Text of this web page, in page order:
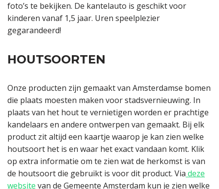
foto’s te bekijken. De kantelauto is geschikt voor
kinderen vanaf 1,5 jaar. Uren speelplezier
gegarandeerd!
HOUTSOORTEN
Onze producten zijn gemaakt van Amsterdamse bomen
die plaats moesten maken voor stadsvernieuwing. In
plaats van het hout te vernietigen worden er prachtige
kandelaars en andere ontwerpen van gemaakt. Bij elk
product zit altijd een kaartje waarop je kan zien welke
houtsoort het is en waar het exact vandaan komt. Klik
op extra informatie om te zien wat de herkomst is van
de houtsoort die gebruikt is voor dit product. Via deze
website van de Gemeente Amsterdam kun je zien welke